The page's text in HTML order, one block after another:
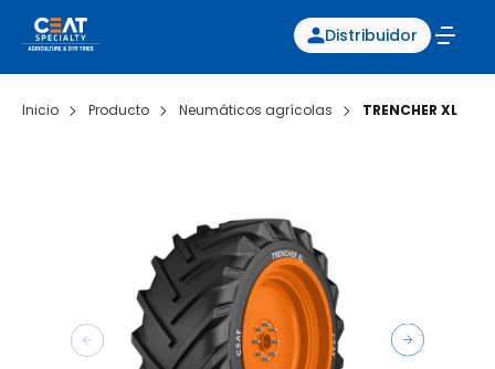
Distribuidor
Inicio Producto Neumáticos agrícolas TRENCHER XL